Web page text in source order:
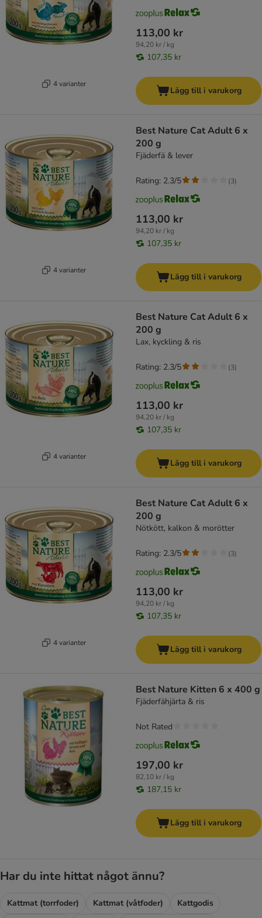
4 varianter
113,00 kr
94,20 kr / kg
107,35 kr
Lägg till i varukorg
4 varianter
Best Nature Cat Adult 6 x
200 g
Fjäderfä & lever
113,00 kr
94,20 kr / kg
107,35 kr
Rating: 2.3/5 (3)
Lägg till i varukorg
4 varianter
Best Nature Cat Adult 6 x
200 g
Lax, kyckling & ris
113,00 kr
94,20 kr / kg
107,35 kr
Rating: 2.3/5 (3)
Lägg till i varukorg
4 varianter
Best Nature Cat Adult 6 x
200 g
Nötkött, kalkon & morötter
113,00 kr
94,20 kr / kg
107,35 kr
Rating: 2.3/5 (3)
Lägg till i varukorg
Best Nature Kitten 6 x 400 g
Fjäderfähjärta & ris
197,00 kr
82,10 kr / kg
187,15 kr
Not Rated
Lägg till i varukorg
Har du inte hittat något ännu?
Kattmat (torrfoder) Kattmat (våtfoder)
Kattgodis